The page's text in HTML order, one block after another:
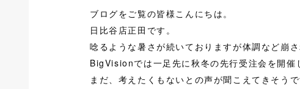
ブログをご覧の皆様こんにちは。
日比谷店正田です。
唸るような暑さが続いておりますが体調など崩さ
BigVisionでは一足先に秋冬の先行受注会を開催
まだ、考えたくもないとの声が聞こえてきそう